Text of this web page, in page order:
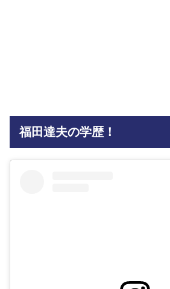
福田達夫の学歴！